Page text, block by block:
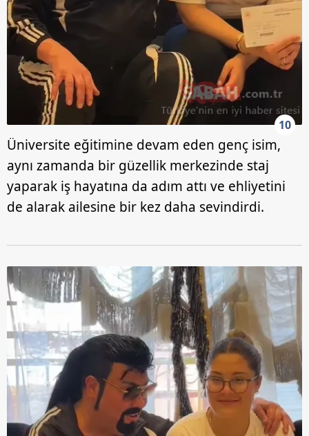
10
Üniversite eğitimine devam eden genç isim,
aynı zamanda bir güzellik merkezinde staj
yaparak iş hayatına da adım attı ve ehliyetini
de alarak ailesine bir kez daha sevindirdi.